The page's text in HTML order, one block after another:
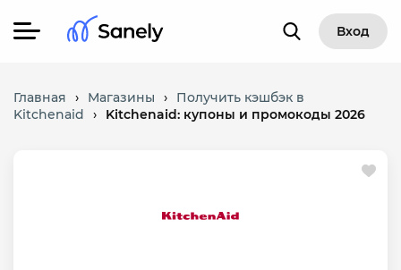
Вход
Главная › Магазины ›
Получить кэшбэк в
Kitchenaid
› Kitchenaid: купоны и промокоды 2026